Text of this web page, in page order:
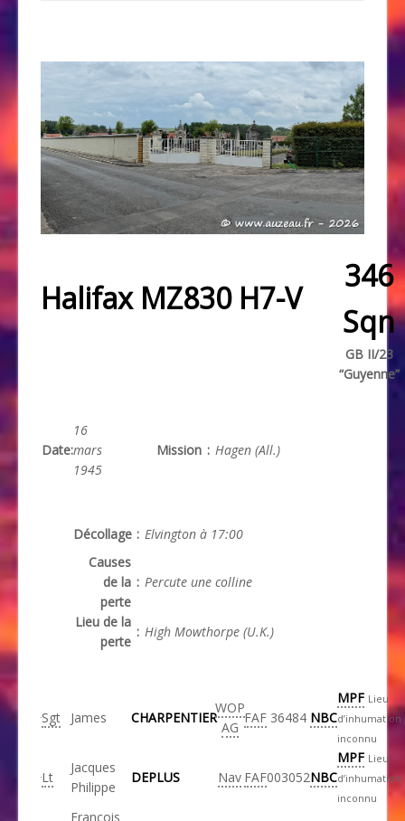
Halifax MZ830 H7-V
346
Sqn
GB II/23
“Guyenne”
Date:
16
mars
1945
Mission : Hagen (All.)
Décollage : Elvington à 17:00
Causes
de la
perte
: Percute une colline
Lieu de la
perte
: High Mowthorpe (U.K.)
Sgt James CHARPENTIER
WOP
AG
FAF 36484 NBC
MPF Lieu
d’inhumation
inconnu
Lt
Jacques
Philippe
DEPLUS Nav FAF003052NBC
MPF Lieu
d’inhumation
inconnu
François